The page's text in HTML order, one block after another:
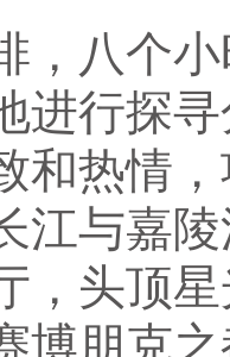
，八个
进行探
和热情
江与嘉
，头顶
博朋克